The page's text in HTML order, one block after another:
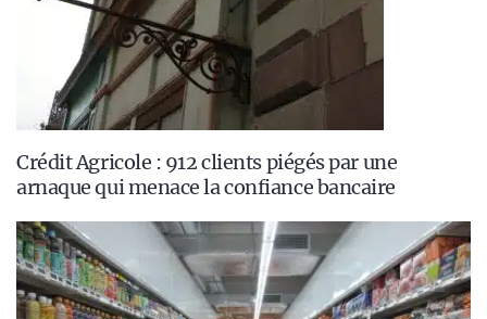
Crédit Agricole : 912 clients piégés par une
arnaque qui menace la confiance bancaire